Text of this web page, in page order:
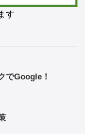
す
でGoogle！